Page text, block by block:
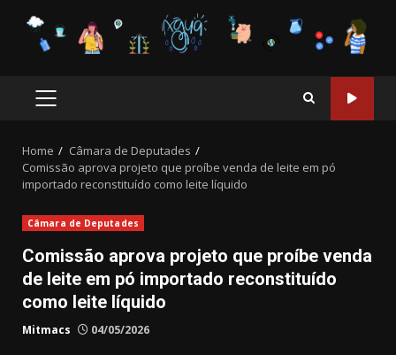
PRIMARY
Home
Câmara de Deputades
Comissão aprova projeto que proíbe venda de leite em pó
importado reconstituído como leite líquido
Câmara de Deputades
Comissão aprova projeto que proíbe venda
de leite em pó importado reconstituído
como leite líquido
Mitmacs 04/05/2026